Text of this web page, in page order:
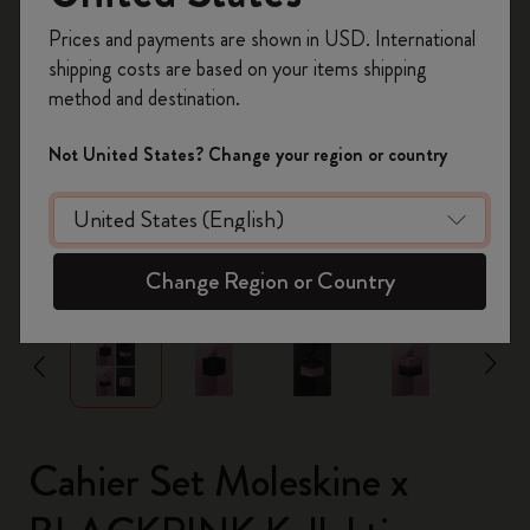
zoom.cta
Cahier Set Moleskine x
10% Rabatt sowie kostenlosen Versand auf
Ihre erste Bestellungmit dem Code
WELCOME10.
Erstellen Sie ein Moleskine Konto, um Zugang zu
exklusiven Angeboten, Mitgliedervorteilen und
noch mehr Inspiration zu erhalten.
Jetzt registrieren!
Prices and payments are shown in USD. International
shipping costs are based on your items shipping
method and destination.
Not United States? Change your region or country
Change Region or Country